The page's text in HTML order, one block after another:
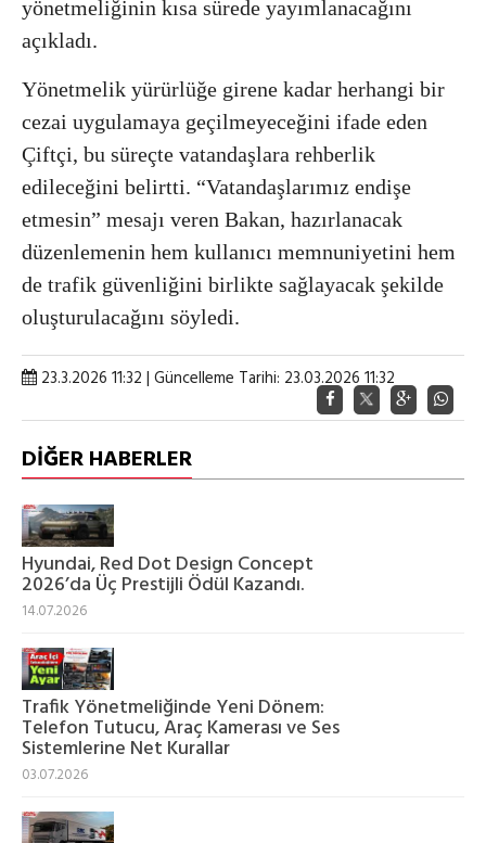
yönetmeliğinin kısa sürede yayımlanacağını
açıkladı.
Yönetmelik yürürlüğe girene kadar herhangi bir
cezai uygulamaya geçilmeyeceğini ifade eden
Çiftçi, bu süreçte vatandaşlara rehberlik
edileceğini belirtti. “Vatandaşlarımız endişe
etmesin” mesajı veren Bakan, hazırlanacak
düzenlemenin hem kullanıcı memnuniyetini hem
de trafik güvenliğini birlikte sağlayacak şekilde
oluşturulacağını söyledi.
23.3.2026 11:32 | Güncelleme Tarihi: 23.03.2026 11:32
DİĞER HABERLER
Hyundai, Red Dot Design Concept
2026’da Üç Prestijli Ödül Kazandı.
14.07.2026
Trafik Yönetmeliğinde Yeni Dönem:
Telefon Tutucu, Araç Kamerası ve Ses
Sistemlerine Net Kurallar
03.07.2026